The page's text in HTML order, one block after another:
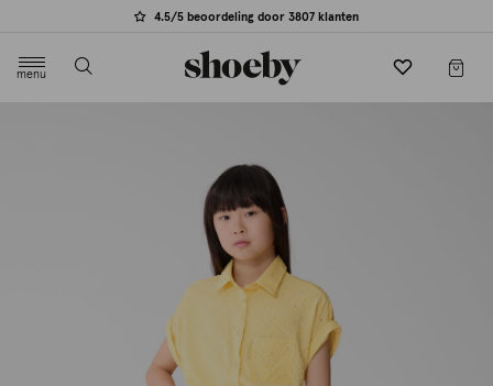
4.5/5 beoordeling door 3807 klanten
menu